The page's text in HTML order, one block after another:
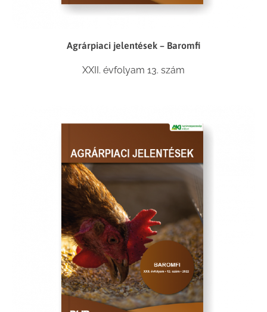
Agrárpiaci jelentések – Baromfi
XXII. évfolyam 13. szám